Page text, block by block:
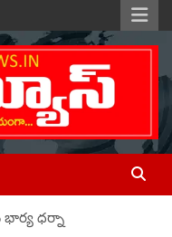
భార్య ధర్నా